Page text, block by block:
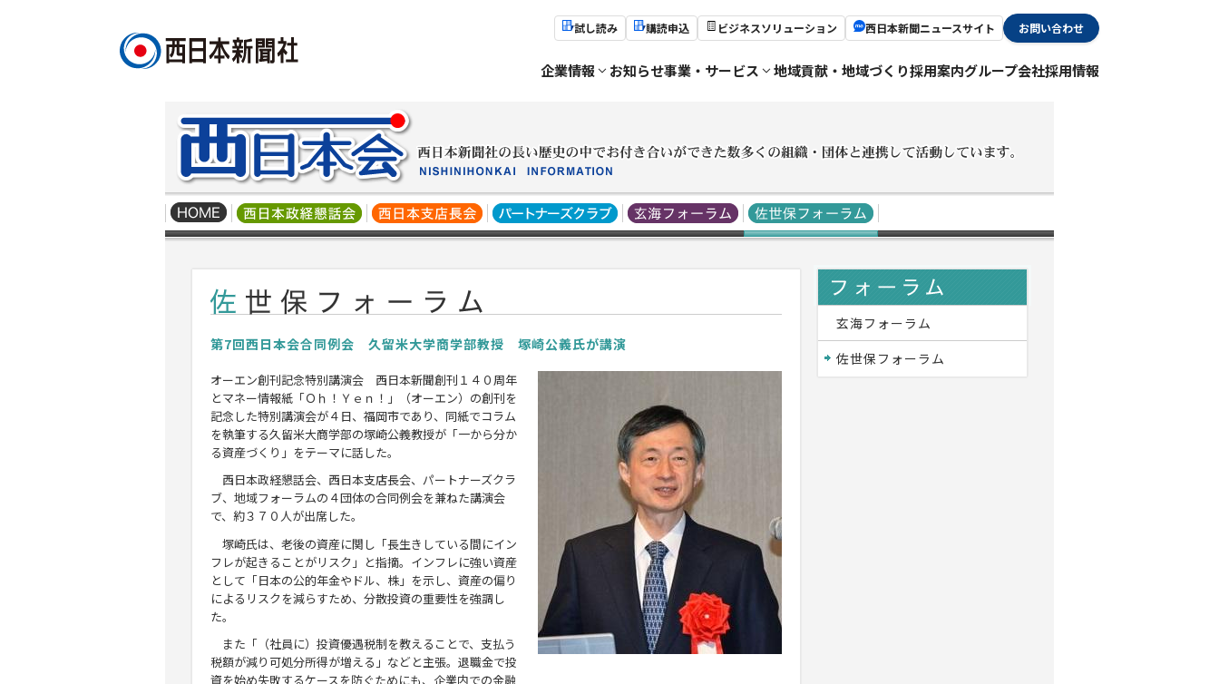
試し読み 購読申込 ビジネスソリューション 西日本新聞ニュースサイト お問い合わせ
企業情報 お知らせ事業・サービス 地域貢献・地域づくり採用案内グループ会社採用情報
第7回西日本会合同例会 久留米大学商学部教授 塚崎公義氏が講演
オーエン創刊記念特別講演会 西日本新聞創刊１４０周年
とマネー情報紙「Ｏｈ！Ｙｅｎ！」（オーエン）の創刊を
記念した特別講演会が４日、福岡市であり、同紙でコラム
を執筆する久留米大商学部の塚崎公義教授が「一から分か
る資産づくり」をテーマに話した。
西日本政経懇話会、西日本支店長会、パートナーズクラ
ブ、地域フォーラムの４団体の合同例会を兼ねた講演会
で、約３７０人が出席した。
塚崎氏は、老後の資産に関し「長生きしている間にイン
フレが起きることがリスク」と指摘。インフレに強い資産
として「日本の公的年金やドル、株」を示し、資産の偏り
によるリスクを減らすため、分散投資の重要性を強調し
た。
また「（社員に）投資優遇税制を教えることで、支払う
税額が減り可処分所得が増える」などと主張。退職金で投
資を始め失敗するケースを防ぐためにも、企業内での金融
玄海フォーラム
佐世保フォーラム